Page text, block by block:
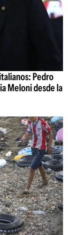
Pedro
Meloni desde la